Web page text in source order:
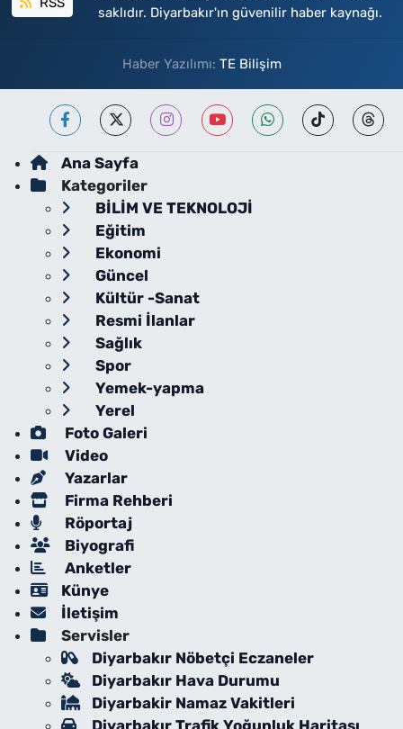
saklıdır. Diyarbakır'ın güvenilir haber kaynağı.
Haber Yazılımı: TE Bilişim
Ana Sayfa
Kategoriler
BİLİM VE TEKNOLOJİ
Eğitim
Ekonomi
Güncel
Kültür -Sanat
Resmi İlanlar
Sağlık
Spor
Yemek-yapma
Yerel
Foto Galeri
Video
Yazarlar
Firma Rehberi
Röportaj
Biyografi
Anketler
Künye
İletişim
Servisler
Diyarbakır Nöbetçi Eczaneler
Diyarbakır Hava Durumu
Diyarbakir Namaz Vakitleri
Diyarbakır Trafik Yoğunluk Haritası